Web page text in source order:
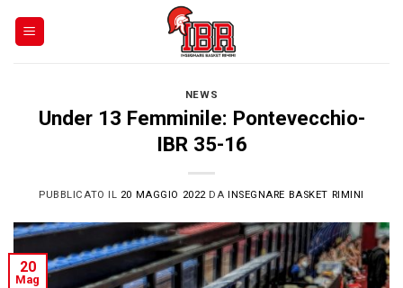
NEWS
Under 13 Femminile: Pontevecchio-
IBR 35-16
PUBBLICATO IL 20 MAGGIO 2022 DAINSEGNARE BASKET RIMINI
20
Mag